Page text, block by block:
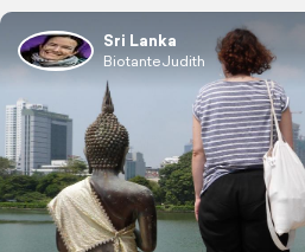
Sri Lanka
BiotanteJudith